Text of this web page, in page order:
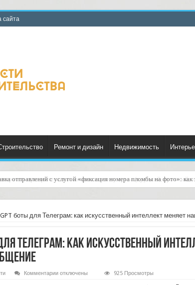
сайта
Ремонт и дизайн Недвижимость
отправлений с услугой «фиксация номера пломбы на фото»: как
боты для Телеграм: как искусственный интеллект меняет
Телеграм: как искусственный
Комментариикотключены 925 Просмотры